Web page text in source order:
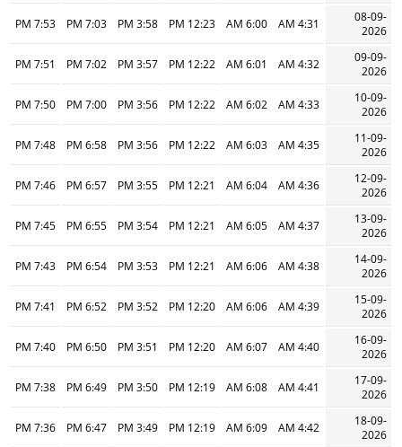
08-09-
2026
4:31 AM
6:00 AM
12:23 PM
3:58 PM
7:03 PM
7:53 PM
09-09-
2026
4:32 AM
6:01 AM
12:22 PM
3:57 PM
7:02 PM
7:51 PM
10-09-
2026
4:33 AM
6:02 AM
12:22 PM
3:56 PM
7:00 PM
7:50 PM
11-09-
2026
4:35 AM
6:03 AM
12:22 PM
3:56 PM
6:58 PM
7:48 PM
12-09-
2026
4:36 AM
6:04 AM
12:21 PM
3:55 PM
6:57 PM
7:46 PM
13-09-
2026
4:37 AM
6:05 AM
12:21 PM
3:54 PM
6:55 PM
7:45 PM
14-09-
2026
4:38 AM
6:06 AM
12:21 PM
3:53 PM
6:54 PM
7:43 PM
15-09-
2026
4:39 AM
6:06 AM
12:20 PM
3:52 PM
6:52 PM
7:41 PM
16-09-
2026
4:40 AM
6:07 AM
12:20 PM
3:51 PM
6:50 PM
7:40 PM
17-09-
2026
4:41 AM
6:08 AM
12:19 PM
3:50 PM
6:49 PM
7:38 PM
18-09-
2026
4:42 AM
6:09 AM
12:19 PM
3:49 PM
6:47 PM
7:36 PM